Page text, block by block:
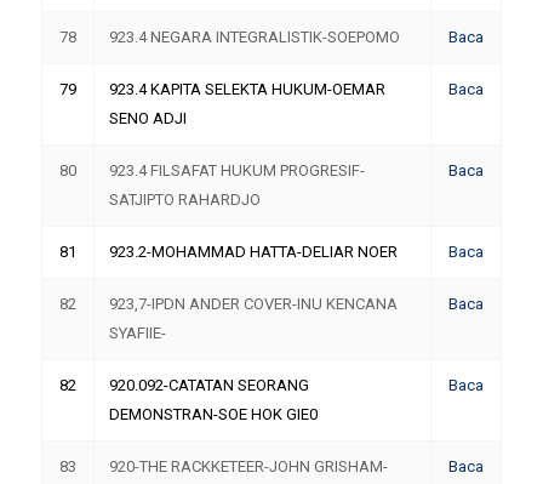
78 923.4 NEGARA INTEGRALISTIK-SOEPOMO Baca
79
923.4 KAPITA SELEKTA HUKUM-OEMAR
SENO ADJI
Baca
80
923.4 FILSAFAT HUKUM PROGRESIF-
SATJIPTO RAHARDJO
Baca
81 923.2-MOHAMMAD HATTA-DELIAR NOER Baca
82
923,7-IPDN ANDER COVER-INU KENCANA
SYAFIIE-
Baca
82
920.092-CATATAN SEORANG
DEMONSTRAN-SOE HOK GIE0
Baca
83 920-THE RACKKETEER-JOHN GRISHAM- Baca